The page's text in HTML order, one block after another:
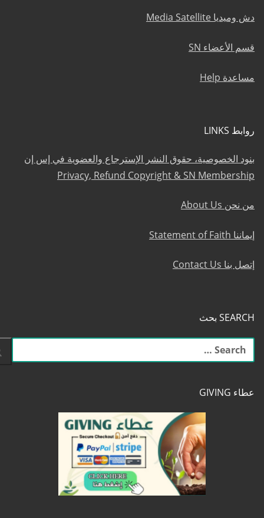
دش وميديا Media Satellite
قسم الأعضاء SN
مساعدة Help
روابط LINKS
بنود الخصوصية، حقوق النشر الإسترجاع والعضوية في إس إن
Privacy, Refund Copyright & SN Membership
من نحن About Us
إيماننا Statement of Faith
إتصل بنا Contact Us
SEARCH بحث
البحث
عن:
عطاء GIVING